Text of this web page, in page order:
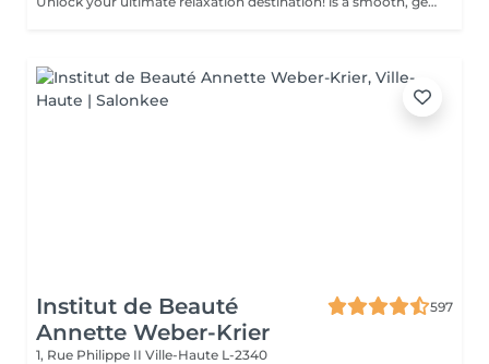
Institut de Beauté
Annette Weber-Krier
597
1, Rue Philippe II Ville-Haute L-2340